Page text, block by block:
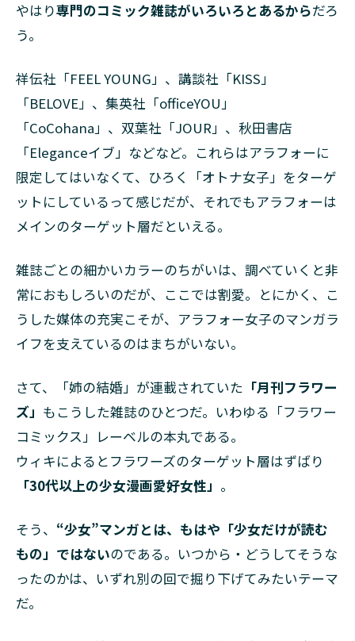
やはり専門のコミック雑誌がいろいろとあるからだろ
う。
祥伝社「FEEL YOUNG」、講談社「KISS」
「BELOVE」、集英社「officeYOU」
「CoCohana」、双葉社「JOUR」、秋田書店
「Eleganceイブ」などなど。これらはアラフォーに
限定してはいなくて、ひろく「オトナ女子」をターゲ
ットにしているって感じだが、それでもアラフォーは
メインのターゲット層だといえる。
雑誌ごとの細かいカラーのちがいは、調べていくと非
常におもしろいのだが、ここでは割愛。とにかく、こ
うした媒体の充実こそが、アラフォー女子のマンガラ
イフを支えているのはまちがいない。
さて、「姉の結婚」が連載されていた 「月刊フラワー
ズ」 もこうした雑誌のひとつだ。いわゆる「フラワー
コミックス」レーベルの本丸である。
ウィキによるとフラワーズのターゲット層はずばり
「30代以上の少女漫画愛好女性」 。
そう、 “少女”マンガとは、もはや「少女だけが読む
もの」ではないのである。いつから・どうしてそうな
ったのかは、いずれ別の回で掘り下げてみたいテーマ
だ。